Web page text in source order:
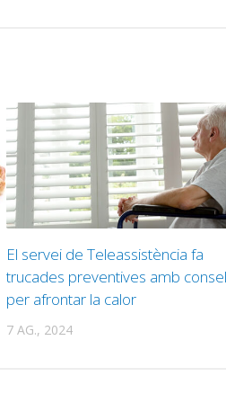
El servei de Teleassistència fa
trucades preventives amb
per afrontar la calor
7 AG., 2024